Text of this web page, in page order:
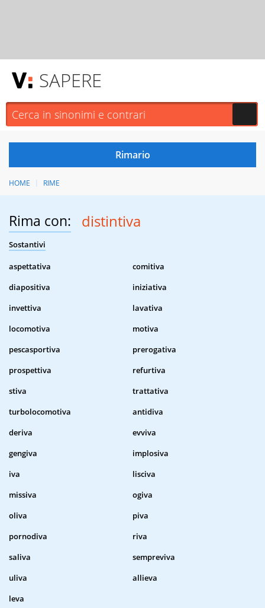
SAPERE
HOME RIME
Rima con: distintiva
Sostantivi
aspettativa
comitiva
diapositiva
iniziativa
invettiva
lavativa
locomotiva
motiva
pescasportiva
prerogativa
prospettiva
refurtiva
stiva
trattativa
turbolocomotiva
antidiva
deriva
evviva
gengiva
implosiva
iva
lisciva
missiva
ogiva
oliva
piva
pornodiva
riva
saliva
sempreviva
uliva
allieva
leva